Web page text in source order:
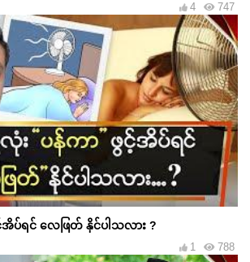
747
4
ပ်ရင် လေဖြတ် နိုင်ပါသလား ?
788
1